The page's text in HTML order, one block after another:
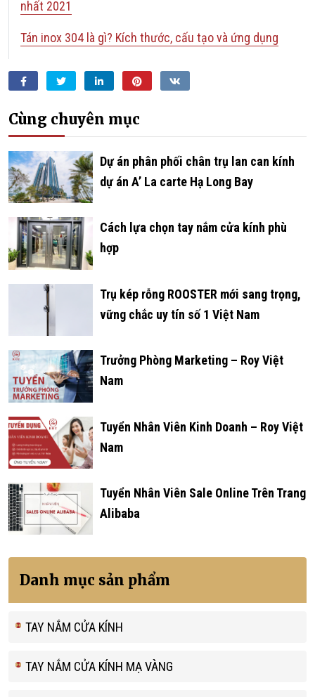
nhất 2021
Tán inox 304 là gì? Kích thước, cấu tạo và ứng dụng
FacebookTwitter LinkedIn Pinterest
Cùng chuyên mục
­­­­­­Dự án phân phối chân trụ lan can kính
dự án A’ La carte Hạ Long Bay
Cách lựa chọn tay nắm cửa kính phù
hợp
Trụ kép rỗng ROOSTER mới sang trọng,
vững chắc uy tín số 1 Việt Nam
Trưởng Phòng Marketing – Roy Việt
Nam
Tuyển Nhân Viên Kinh Doanh – Roy Việt
Nam
Tuyển Nhân Viên Sale Online Trên Trang
Alibaba
Danh mục sản phẩm
TAY NẮM CỬA KÍNH
TAY NẮM CỬA KÍNH MẠ VÀNG